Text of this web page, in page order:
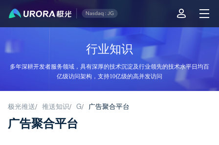
行业知识
多年深耕开发者服务领域，具有深厚的技术沉淀及行业领先的技术水平日均百
亿级访问架构，支持10亿级的高并发访问
极光推送/ 推送知识/ G/ 广告聚合平台
广告聚合平台